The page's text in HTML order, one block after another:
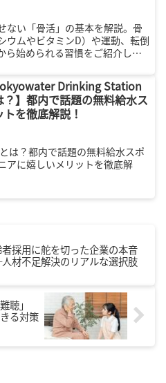
ない「骨活」の基本を解説。骨
ウムやビタミンD）や運動、転倒
ら始められる習慣をご紹介しま
Drinking Station
？】都内で話題の無料給水ス
トを徹底解説！
？都内で話題の無料給水スポ
アに嬉しいメリットを徹底解
採用に舵を切った企業の本音
材不足解決のリアルな選択肢
聴」
る対策